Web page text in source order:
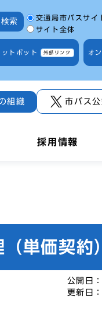
検索 サイト内検索の
交通局市バスサイ
サイト全体
トボット 外部リンク オ
組織 市バス
採用情報
単価契約
公開日：
更新日：